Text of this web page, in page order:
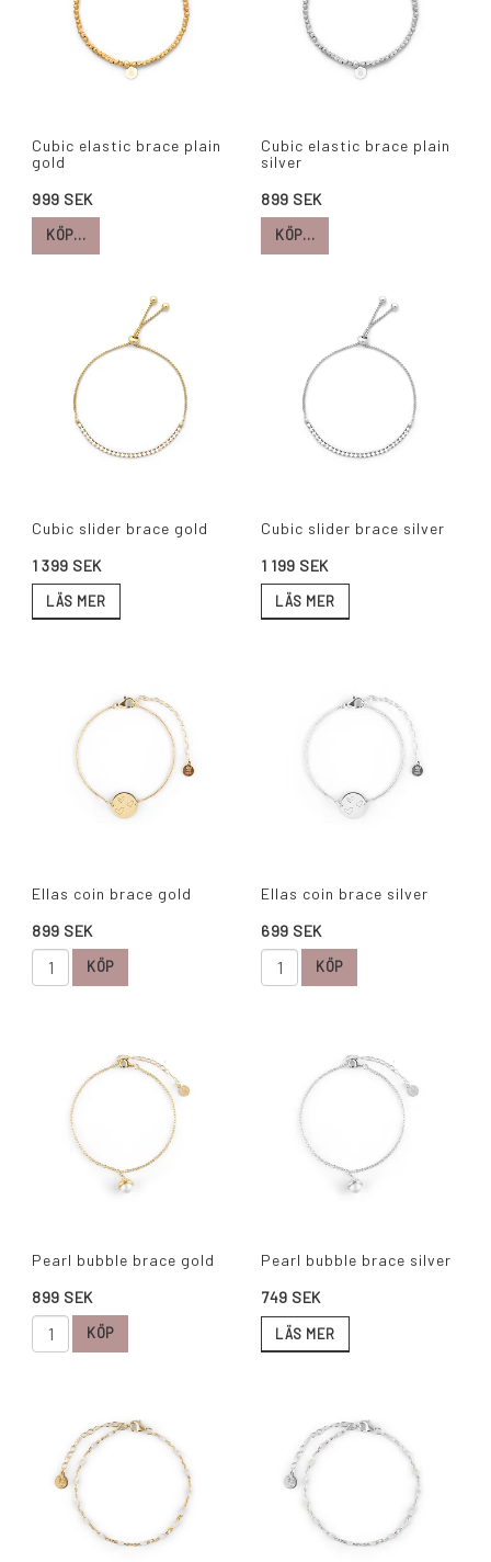
Cubic elastic brace plain
gold
999 SEK
KÖP…
Cubic elastic brace plain
silver
899 SEK
KÖP…
Cubic slider brace gold
1 399 SEK
LÄS MER
Cubic slider brace silver
1 199 SEK
LÄS MER
Ellas coin brace gold
899 SEK
KÖP
Ellas coin brace silver
699 SEK
KÖP
Pearl bubble brace gold
899 SEK
KÖP
Pearl bubble brace silver
749 SEK
LÄS MER